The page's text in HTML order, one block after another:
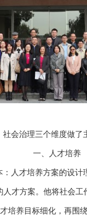
会治理三个维度做了
一、人才培养
人才培养方案的设计
人才方案。他将社会
培养目标细化，再